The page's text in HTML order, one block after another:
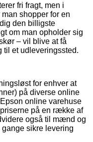
fri fragt, men i
shopper for en
den billigste
om man opholder sig
– vil blive at få
til et udleveringssted.
for enhver at
på diverse online
online varehuse
på en række af
også til mænd og
sikre levering